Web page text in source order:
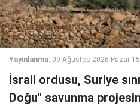
Yayınlanma: 09 Ağustos 2026 Pazar
İsrail ordusu, Suriye
Doğu" savunma